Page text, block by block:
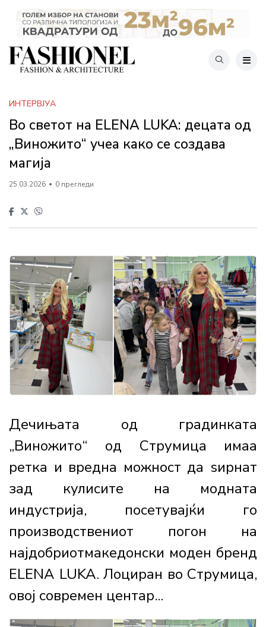
ИНТЕРВЈУА
Во светот на ELENA LUKA: децата од
„Виножито“ учеа како се создава
магија
25.03.2026 0 прегледи
Дечињата од градинката
„Виножито“ од Струмица имаа
ретка и вредна можност да ѕирнат
зад кулисите на модната
индустрија, посетувајќи го
производствениот погон на
најдобриотмакедонски моден бренд
ELENA LUKA. Лоциран во Струмица,
овој современ центар...